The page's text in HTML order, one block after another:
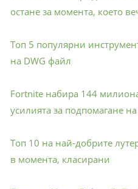
остане за момента, което
Топ 5 популярни
на DWG файл
Fortnite набира 144
усилията за подпомагане
Топ 10 на най-добрите
в момента, класирани